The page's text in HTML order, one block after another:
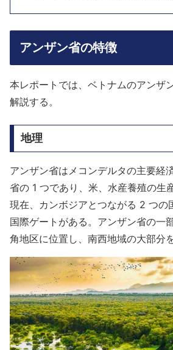
アンザン省の特徴
本レポートでは、ベトナムのアンザ
解説する。
地理
アンザン省はメコンデルタの主要経
省の 1 つであり、米、水産養殖の生
現在、カンボジアとつながる 2 つの
国際ゲートがある。アンザン省の一
角地区に位置し、南西地域の大部分